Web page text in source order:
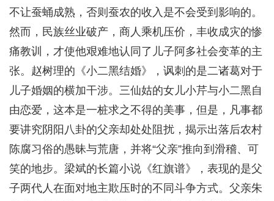
不让蚕蛹成熟，否则蚕农的收入是不会受到影响的。
然而，民族丝业破产，商人乘机压价，丰收成灾的惨
痛教训，才使他艰难地认同了儿子阿多社会变革的主
张。赵树理的《小二黑结婚》，讽刺的是二诸葛对于
儿子婚姻的横加干涉。三仙姑的女儿小芹与小二黑自
由恋爱，这本是一桩求之不得的美事，但是，凡事都
要讲究阴阳八卦的父亲却处处阻扰，揭示出落后农村
陈腐习俗的愚昧与荒唐，并将“父亲”推向到滑稽、可
笑的地步。梁斌的长篇小说《红旗谱》，表现的是父
子两代人在面对地主欺压时的不同斗争方式。父亲朱